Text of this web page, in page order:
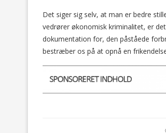
Det siger sig selv, at man er bedre
vedrører økonomisk kriminalitet, er
dokumentation for, den påståede
bestræber os på at opnå en